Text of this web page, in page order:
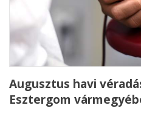
Augusztus havi
Esztergom